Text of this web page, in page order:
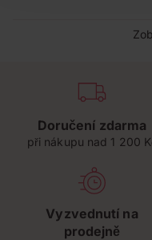
Doručení zdarma
při nákupu nad 1 200
Vyzvednutí na
prodejně